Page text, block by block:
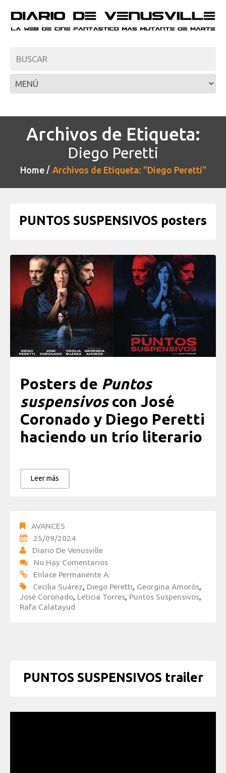
Archivos de Etiqueta:
Diego Peretti
Home Archivos de Etiqueta: "Diego Peretti"
PUNTOS SUSPENSIVOS posters
Posters de Puntos
suspensivoscon José
Coronado y Diego Peretti
haciendo un trío literario
Leer más
AVANCES
25/09/2024
Diario De Venusville
No Hay Comentarios
Enlace Permanente A:
Cecilia Suárez, Diego Peretti, Georgina Amorós,
José Coronado, Leticia Torres, Puntos Suspensivos,
Rafa Calatayud
PUNTOS SUSPENSIVOS trailer